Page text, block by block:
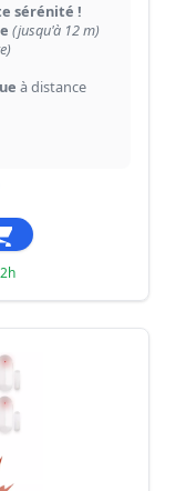
sérénité !
(jusqu'à 12 m)
à distance